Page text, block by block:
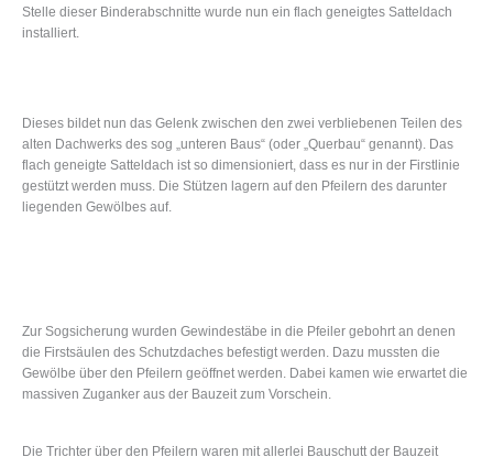
Stelle dieser Binderabschnitte wurde nun ein flach geneigtes Satteldach
installiert.
Dieses bildet nun das Gelenk zwischen den zwei verbliebenen Teilen des
alten Dachwerks des sog „unteren Baus“ (oder „Querbau“ genannt). Das
flach geneigte Satteldach ist so dimensioniert, dass es nur in der Firstlinie
gestützt werden muss. Die Stützen lagern auf den Pfeilern des darunter
liegenden Gewölbes auf.
Zur Sogsicherung wurden Gewindestäbe in die Pfeiler gebohrt an denen
die Firstsäulen des Schutzdaches befestigt werden. Dazu mussten die
Gewölbe über den Pfeilern geöffnet werden. Dabei kamen wie erwartet die
massiven Zuganker aus der Bauzeit zum Vorschein.
Die Trichter über den Pfeilern waren mit allerlei Bauschutt der Bauzeit